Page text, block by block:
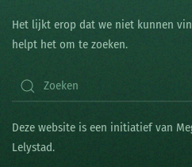
Het lijkt erop dat we niet kunnen
helpt het om te zoeken.
Deze website is een initiatief van
Lelystad.